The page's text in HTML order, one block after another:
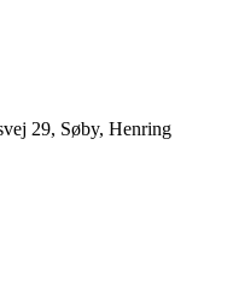
29, Søby, Henring